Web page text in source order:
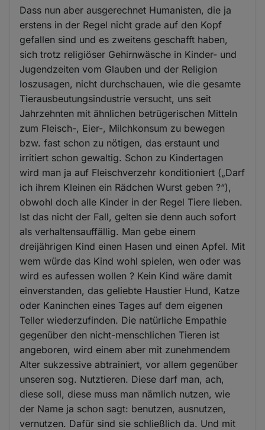
Dass nun aber ausgerechnet Humanisten, die ja
erstens in der Regel nicht grade auf den Kopf
gefallen sind und es zweitens geschafft haben,
sich trotz religiöser Gehirnwäsche in Kinder- und
Jugendzeiten vom Glauben und der Religion
loszusagen, nicht durchschauen, wie die gesamte
Tierausbeutungsindustrie versucht, uns seit
Jahrzehnten mit ähnlichen betrügerischen Mitteln
zum Fleisch-, Eier-, Milchkonsum zu bewegen
bzw. fast schon zu nötigen, das erstaunt und
irritiert schon gewaltig. Schon zu Kindertagen
wird man ja auf Fleischverzehr konditioniert („Darf
ich ihrem Kleinen ein Rädchen Wurst geben ?“),
obwohl doch alle Kinder in der Regel Tiere lieben.
Ist das nicht der Fall, gelten sie denn auch sofort
als verhaltensauffällig. Man gebe einem
dreijährigen Kind einen Hasen und einen Apfel. Mit
wem würde das Kind wohl spielen, wen oder was
wird es aufessen wollen ? Kein Kind wäre damit
einverstanden, das geliebte Haustier Hund, Katze
oder Kaninchen eines Tages auf dem eigenen
Teller wiederzufinden. Die natürliche Empathie
gegenüber den nicht-menschlichen Tieren ist
angeboren, wird einem aber mit zunehmendem
Alter sukzessive abtrainiert, vor allem gegenüber
unseren sog. Nutztieren. Diese darf man, ach,
diese soll, diese muss man nämlich nutzen, wie
der Name ja schon sagt: benutzen, ausnutzen,
vernutzen. Dafür sind sie schließlich da. Und mit